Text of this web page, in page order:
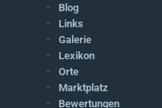
Blog
Links
Galerie
Lexikon
Orte
Marktplatz
Bewertungen